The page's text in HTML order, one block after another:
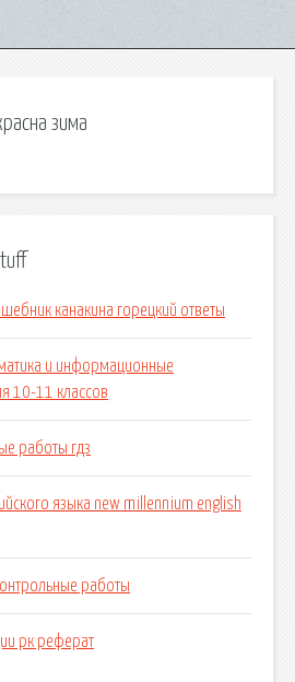
зима
канакина горецкий ответы
и информационные
10-11 классов
работы гдз
языка new millennium english
работы
рк реферат